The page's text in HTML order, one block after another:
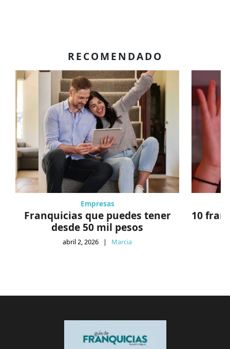
RECOMENDADO
Empresas
Franquicias que puedes tener
desde 50 mil pesos
abril 2, 2026 | Marcia
10